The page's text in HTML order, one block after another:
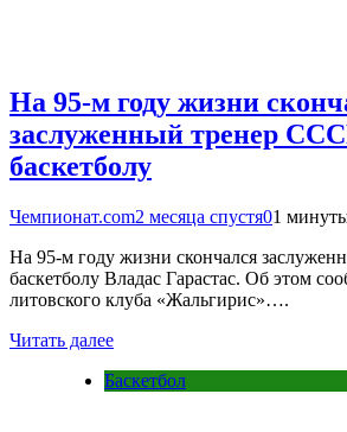
На 95-м году жизни
заслуженный тренер
баскетболу
Чемпионат.com2 месяца спустя01
На 95-м году жизни скончался
баскетболу Владас Гарастас. Об этом
литовского клуба «Жальгирис»….
Читать далее
Баскетбол